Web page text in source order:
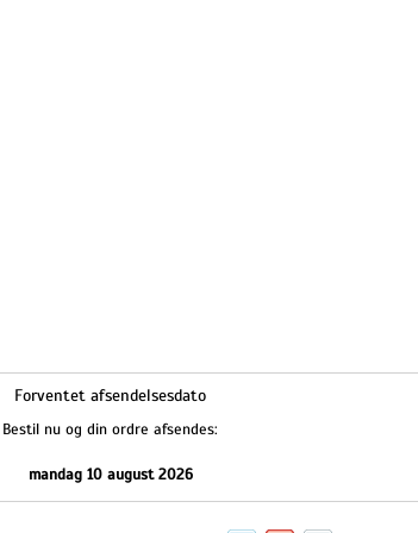
Forventet afsendelsesdato
Bestil nu og din ordre afsendes:
mandag 10 august 2026